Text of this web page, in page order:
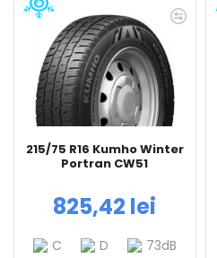
215/75 R16 Kumho Winter
Portran CW51
825,42 lei
C D 73dB